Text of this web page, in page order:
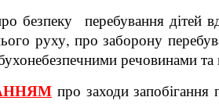
безпеку перебування дітей
руху, про заборону
речовинами
про заходи запобігання